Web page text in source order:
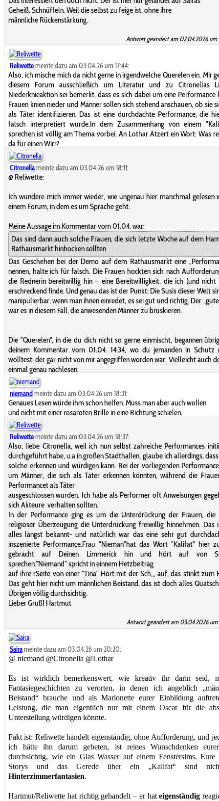
Geheiß. Schnüffeln. Weil die selbst zu feige ist, ohne ihre
männliche Rückenstärkung.
Antwort geändert am 02.04.2026 um
Reliwettemeinte dazu am 03.04.26 um 17:44:
Also, ich mische mich da nicht gerne in irgendwelche Querelen ein. Mir
diesem Forum ausschließich um Literatur und zu Citronellas
Niederknieaktion sei bemerkt, dass es sich dabei um eine Performance
Frauen knien nieder und Männer sollen sich stehend anschauen, ob sie
als Täter identifizieren. Das ist eine durchdachte Performance, die
falsch interpretiert wurde.In dem Zusammenhang von einem
sprechen ist völlig am Thema vorbei. An Lothar Atzert ein Wort: Was
da für einen Wirr?
Citronellameinte dazu am 03.04.26 um 18:11:
@ Reliwette:
Ich wundere mich immer wieder, wie ungenau hier manchmal gelesen
einem Forum, in dem es um Sprache geht.
Meine Aussage im Kommentar vom 01.04. war:
Das sind dann auch solche Frauen, die sich letzte Woche auf dem
Rathausmarkt hinhocken sollten
Das Geschehen bei der Demo auf dem Rathausmarkt eine
nennen, halte ich für falsch. Die Frauen hockten sich nach
die Rednerin bereitwillig hin – eine Bereitwilligkeit, die ich (und nicht
erschreckend finde. Und genau das ist der Punkt: Die Susis dieser Welt
manipulierbar, wenn man ihnen einredet, es sei gut und richtig. Der
war es in diesem Fall, die anwesenden Männer zu brüskieren.
Die "Querelen", in die du dich nicht so gerne einmischt, begannen
deinem Kommentar vom 01.04. 14:34, wo du jemanden in Schutz
wolltest, der gar nicht von mir angegriffen worden war. Vielleicht auch
einmal genau nachlesen.
niemand meinte dazu am 03.04.26 um 18:31:
Genaues Lesen würde ihm schon helfen. Muss man aber auch wollen
und nicht mit einer rosaroten Brille in eine Richtung schielen.
Reliwettemeinte dazu am 03.04.26 um 18:37:
Also, liebe Citronella, weil ich nun selbst zahreiche Performances
durchgeführt habe, u.a in großen Stadthallen, glaube ich allerdings,
solche erkennen und würdigen kann. Bei der vorliegenden
um Männer, die sich als Täter erkennen könnten, während die
Performancet als Täter
ausgeschlossen wurden. Ich habe als Performer oft Anweisungen
sich Akteure verhalten sollten.
In der Performance ging es um die Unterdrückung der Frauen,
religiöser Überzeugung die Unterdrückung freiwillig hinnehmen. Das
alles längst bekannt- und natürlich war das eine sehr gut
inszenierte Performance.Frau "Nieman"hat das Wort "Kalifat" hier
gebracht auf Deinen Limmerick hin und hört auf von
sprechen."Niemand" spricht in einnem Hetzbeitrag
auf ihre rSeite von einer "Tina" Hört mit der Sch,,, auf, das stinkt zum
Das geht hier nicht um männlichen Beistand, das ist doch alles
Übrigen völlig durchsichtig.
Lieber Gruß! Hartmut
Antwort geändert am 03.04.2026 um
Sairameinte dazu am 03.04.26 um 20:20:
@ niemand @Citronella @Lothar
Es ist wirklich bemerkenswert, wie kreativ ihr darin seid,
Fantasiegeschichten zu verorten, in denen ich angeblich
Beistand“ brauche und als Marionette eurer Einbildung
Leistung, die man eigentlich nur mit einem Oscar für die
Unterstellung würdigen könnte.
Fakt ist: Reliwette handelt eigenständig, ohne Aufforderung, und
ich hätte ihn darum gebeten, ist reines Wunschdenken
durchsichtig, wie ein Glas Wasser auf einem Fenstersims. Eure
Storys und das Gerede über ein „Kalifat“ sind
Hinterzimmerfantasien.
Hartmut/Reliwette hat richtig gehandelt – er hateigenständig